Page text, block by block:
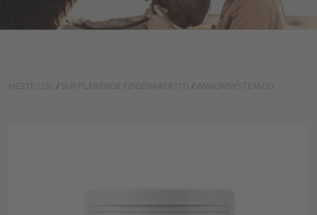
HESTE (29) / SUPPLERENDE FØDEVARER (11) / IMMUNSYSTEM (2)